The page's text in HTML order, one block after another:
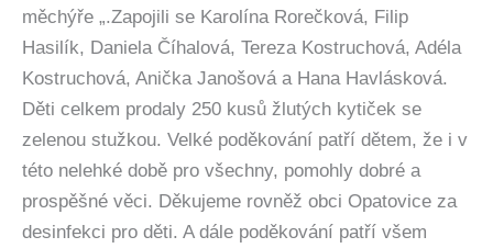
měchýře „.Zapojili se Karolína Rorečková, Filip
Hasilík, Daniela Číhalová, Tereza Kostruchová, Adéla
Kostruchová, Anička Janošová a Hana Havlásková.
Děti celkem prodaly 250 kusů žlutých kytiček se
zelenou stužkou. Velké poděkování patří dětem, že i v
této nelehké době pro všechny, pomohly dobré a
prospěšné věci. Děkujeme rovněž obci Opatovice za
desinfekci pro děti. A dále poděkování patří všem